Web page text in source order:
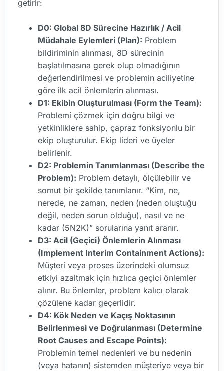
getirir:
D0: Global 8D Sürecine Hazırlık / Acil
Müdahale Eylemleri (Plan): Problem
bildiriminin alınması, 8D sürecinin
başlatılmasına gerek olup olmadığının
değerlendirilmesi ve problemin aciliyetine
göre ilk acil önlemlerin alınması.
D1: Ekibin Oluşturulması (Form the Team):
Problemi çözmek için doğru bilgi ve
yetkinliklere sahip, çapraz fonksiyonlu bir
ekip oluşturulur. Ekip lideri ve üyeler
belirlenir.
D2: Problemin Tanımlanması (Describe the
Problem): Problem detaylı, ölçülebilir ve
somut bir şekilde tanımlanır. “Kim, ne,
nerede, ne zaman, neden (neden oluştuğu
değil, neden sorun olduğu), nasıl ve ne
kadar (5N2K)” sorularına yanıt aranır.
D3: Acil (Geçici) Önlemlerin Alınması
(Implement Interim Containment Actions):
Müşteri veya proses üzerindeki olumsuz
etkiyi azaltmak için hızlıca geçici önlemler
alınır. Bu önlemler, problem kalıcı olarak
çözülene kadar geçerlidir.
D4: Kök Neden ve Kaçış Noktasının
Belirlenmesi ve Doğrulanması (Determine
Root Causes and Escape Points):
Problemin temel nedenleri ve bu nedenin
(veya hatanın) sistemden müşteriye veya bir